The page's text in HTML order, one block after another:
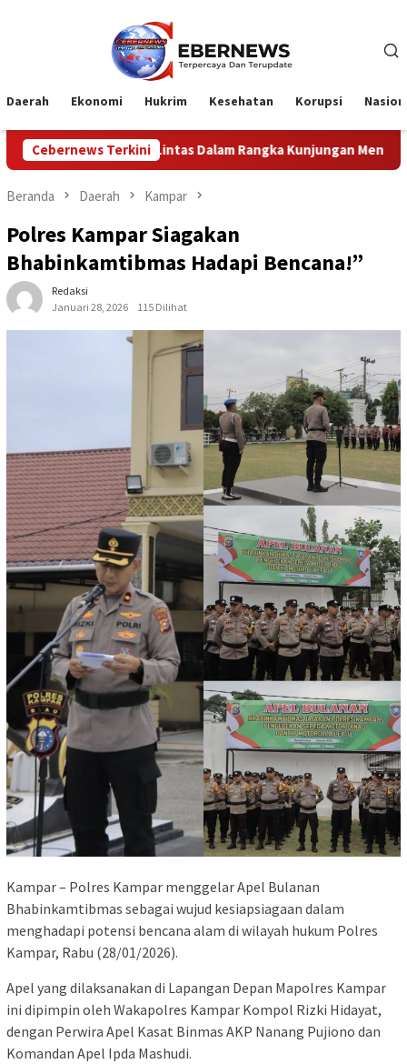
Daerah Ekonomi Hukrim Kesehatan Korupsi
Cebernews Terkini
Dalam Rangka Kunjungan Menteri Pertahanan RI
Beranda Daerah Kampar
Polres Kampar Siagakan
Bhabinkamtibmas Hadapi Bencana!”
Redaksi
Januari 28, 2026
115 Dilihat
Kampar – Polres Kampar menggelar Apel Bulanan
Bhabinkamtibmas sebagai wujud kesiapsiagaan dalam
menghadapi potensi bencana alam di wilayah hukum Polres
Kampar, Rabu (28/01/2026).
Apel yang dilaksanakan di Lapangan Depan Mapolres Kampar
ini dipimpin oleh Wakapolres Kampar Kompol Rizki Hidayat,
dengan Perwira Apel Kasat Binmas AKP Nanang Pujiono dan
Komandan Apel Ipda Mashudi.